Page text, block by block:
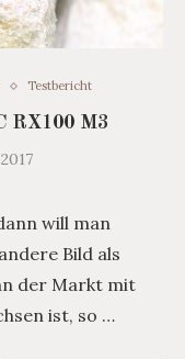
Testbericht
RX100 M3
will man
Bild als
der Markt mit
ist, so …